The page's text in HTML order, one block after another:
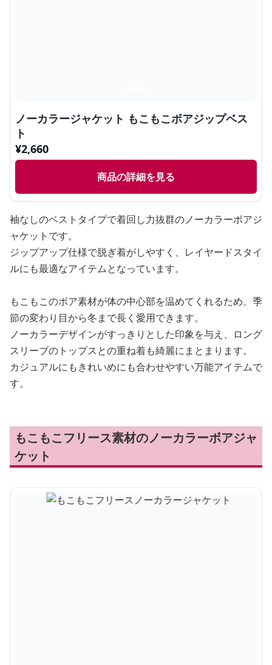
ノーカラージャケット もこもこボアジップベス
ト
¥2,660
商品の詳細を見る
袖なしのベストタイプで着回し力抜群のノーカラーボアジ
ャケットです。
ジップアップ仕様で脱ぎ着がしやすく、レイヤードスタイ
ルにも最適なアイテムとなっています。
もこもこのボア素材が体の中心部を温めてくれるため、季
節の変わり目から冬まで長く愛用できます。
ノーカラーデザインがすっきりとした印象を与え、ロング
スリーブのトップスとの重ね着も綺麗にまとまります。
カジュアルにもきれいめにも合わせやすい万能アイテムで
す。
もこもこフリース素材のノーカラーボアジャ
ケット